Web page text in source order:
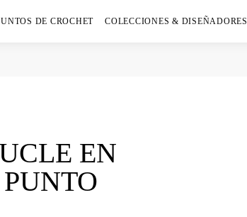
DE CROCHET COLECCIONES & DISEÑADORES
EN